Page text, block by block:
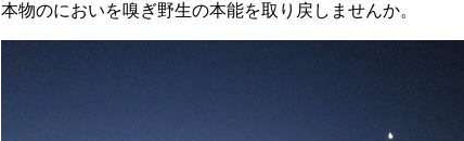
本物のにおいを嗅ぎ野生の本能を取り戻しませんか。